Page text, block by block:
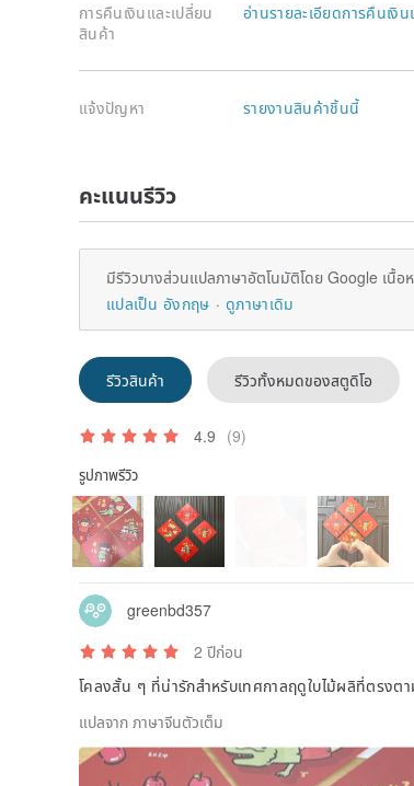
การคืนเงินและเปลี่ยน
สินค้า
อ่านรายละเอียดการคืนเงิ
แจ้งปัญหา รายงานสินค้าชิ้นนี้
คะแนนรีวิว
มีรีวิวบางส่วนแปลภาษาอัตโนมัติโดย Google เนื้อ
แปลเป็น อังกฤษ
ดูภาษาเดิม
รีวิวสินค้า รีวิวทั้งหมดของสตูดิโอ
4.9 (9)
รูปภาพรีวิว
greenbd357
2 ปีก่อน
โคลงสั้น ๆ ที่น่ารักสำหรับเทศกาลฤดูใบไม้ผลิที่ตรง
แปลจาก ภาษาจีนตัวเต็ม